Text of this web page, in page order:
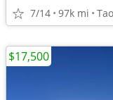
7/14 97k mi
$17,500